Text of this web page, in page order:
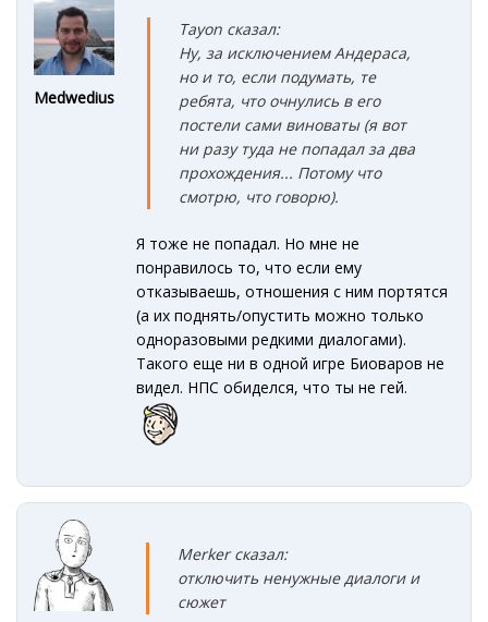
Medwedius
Tayon сказал:
Ну, за исключением Андераса,
но и то, если подумать, те
ребята, что очнулись в его
постели сами виноваты (я вот
ни разу туда не попадал за два
прохождения... Потому что
смотрю, что говорю).
Я тоже не попадал. Но мне не
понравилось то, что если ему
отказываешь, отношения с ним портятся
(а их поднять/опустить можно только
одноразовыми редкими диалогами).
Такого еще ни в одной игре Биоваров не
видел. НПС обиделся, что ты не гей.
Merker сказал:
отключить ненужные диалоги и
сюжет